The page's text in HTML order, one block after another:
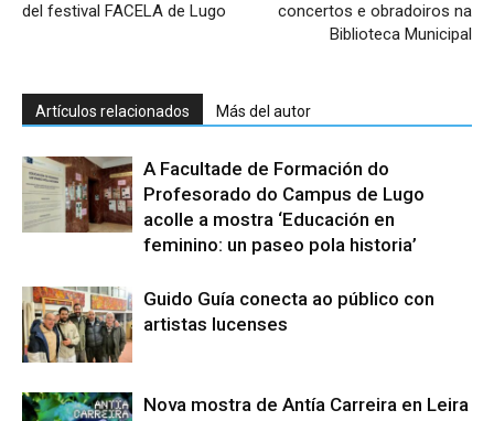
del festival FACELA de Lugo
concertos e obradoiros na
Biblioteca Municipal
Artículos relacionados Más del autor
A Facultade de Formación do
Profesorado do Campus de Lugo
acolle a mostra ‘Educación en
feminino: un paseo pola historia’
Guido Guía conecta ao público con
artistas lucenses
Nova mostra de Antía Carreira en Leira